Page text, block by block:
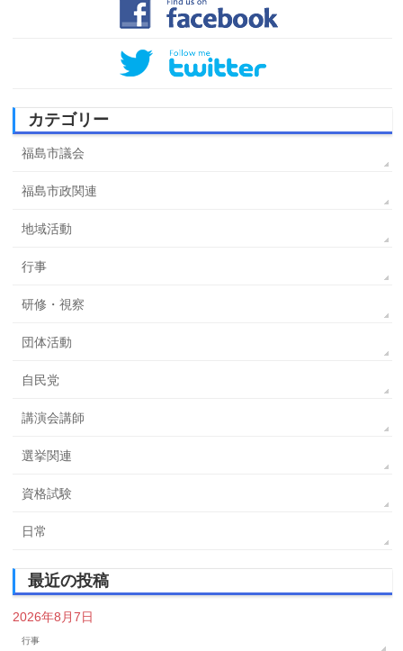
カテゴリー
福島市議会
福島市政関連
地域活動
行事
研修・視察
団体活動
自民党
講演会講師
選挙関連
資格試験
日常
最近の投稿
2026年8月7日
行事